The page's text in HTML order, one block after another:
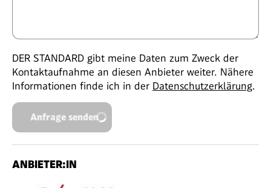
DER STANDARD gibt meine Daten zum Zweck der
Kontaktaufnahme an diesen Anbieter weiter. Nähere
Informationen finde ich in der Datenschutzerklärung.
Anfrage senden
ANBIETER:IN